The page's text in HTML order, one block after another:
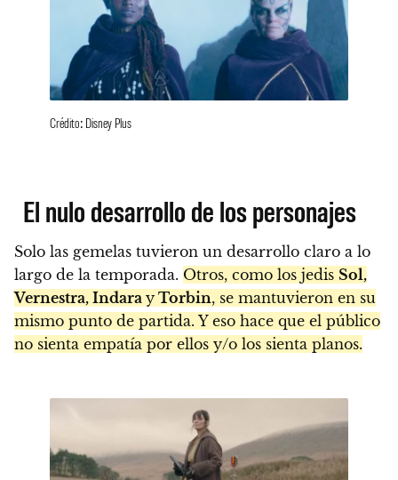
Crédito: Disney Plus
El nulo desarrollo de los personajes
Solo las gemelas tuvieron un desarrollo claro a lo
largo de la temporada. Otros, como los jedis Sol,
Vernestra, Indara y Torbin, se mantuvieron en su
mismo punto de partida. Y eso hace que el público
no sienta empatía por ellos y/o los sienta planos.